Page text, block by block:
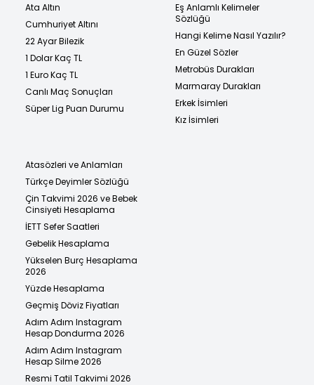
Ata Altın
Cumhuriyet Altını
22 Ayar Bilezik
1 Dolar Kaç TL
1 Euro Kaç TL
Canlı Maç Sonuçları
Süper Lig Puan Durumu
Eş Anlamlı Kelimeler
Sözlüğü
Hangi Kelime Nasıl Yazılır?
En Güzel Sözler
Metrobüs Durakları
Marmaray Durakları
Erkek İsimleri
Kız İsimleri
Atasözleri ve Anlamları
Türkçe Deyimler Sözlüğü
Çin Takvimi 2026 ve Bebek
Cinsiyeti Hesaplama
İETT Sefer Saatleri
Gebelik Hesaplama
Yükselen Burç Hesaplama
2026
Yüzde Hesaplama
Geçmiş Döviz Fiyatları
Adım Adım Instagram
Hesap Dondurma 2026
Adım Adım Instagram
Hesap Silme 2026
Resmi Tatil Takvimi 2026